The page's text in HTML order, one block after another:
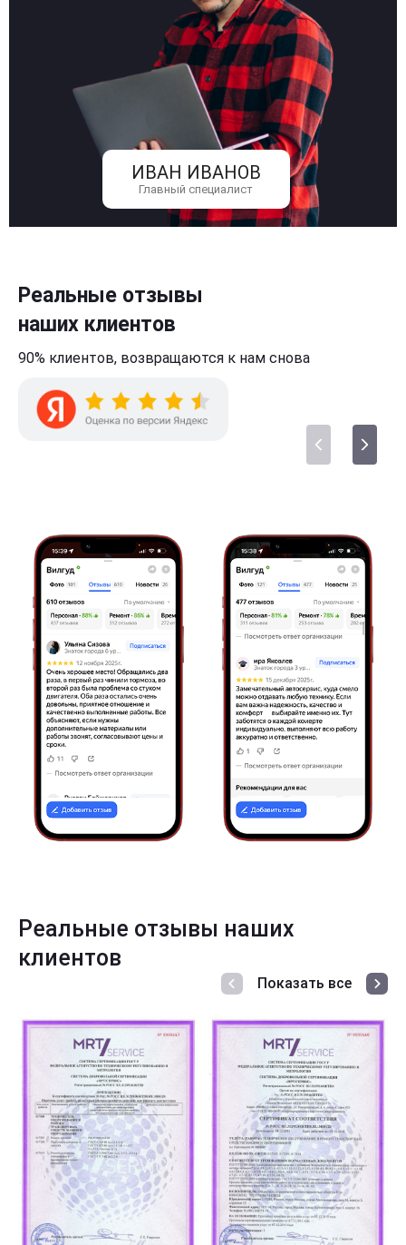
ИВАН ИВАНОВ
Главный специалист
Реальные отзывы
наших клиентов
90% клиентов, возвращаются к нам снова
Реальные отзывы наших
клиентов
Показать все